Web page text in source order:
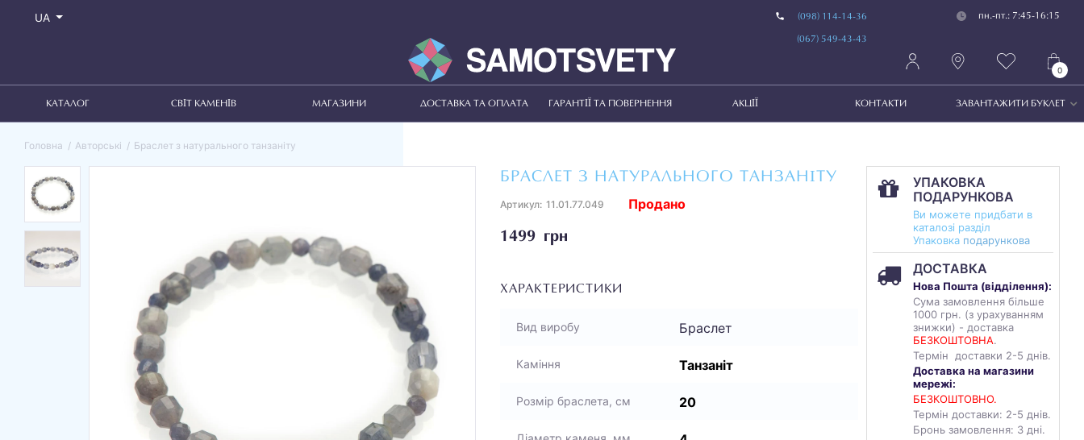
UA (098) 114-14-36
(067) 549-43-43
пн.-пт.: 7:45-16:15
0
КАТАЛОГ СВІТ КАМЕНІВ МАГАЗИНИ ДОСТАВКА ТА ОПЛАТА ГАРАНТІЇ ТА ПОВЕРНЕННЯ АКЦІЇ КОНТАКТИ ЗАВАНТАЖИТИ БУКЛЕТ
Головна Авторські Браслет з натурального танзаніту
БРАСЛЕТ З НАТУРАЛЬНОГО ТАНЗАНІТУ
Артикул: 11.01.77.049
1499 грн
Продано
ХАРАКТЕРИСТИКИ
Вид виробу Браслет
Каміння Танзаніт
Розмір браслета, см 20
УПАКОВКА
ПОДАРУНКОВА
Ви можете придбати в
каталозі разділ
Упаковка подарункова
ДОСТАВКА
Нова Пошта (відділення):
Сума замовлення більше
1000 грн. (з урахуванням
знижки) - доставка
БЕЗКОШТОВНА.
Термін доставки 2-5 днів.
Доставка на магазини
мережі:
БЕЗКОШТОВНО.
Термін доставки: 2-5 днів.
Бронь замовлення: 3 дні.